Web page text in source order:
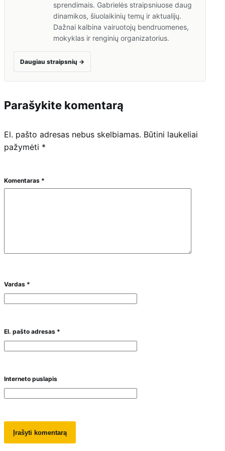
sprendimais. Gabrielės straipsniuose daug
dinamikos, šiuolaikinių temų ir aktualijų.
Dažnai kalbina vairuotojų bendruomenes,
mokyklas ir renginių organizatorius.
Daugiau straipsnių →
Parašykite komentarą
El. pašto adresas nebus skelbiamas. Būtini laukeliai
pažymėti *
Komentaras *
Vardas *
El. pašto adresas *
Interneto puslapis